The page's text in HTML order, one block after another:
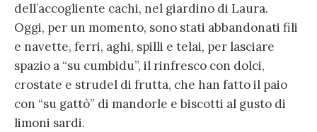
dell’accogliente cachi, nel giardino di Laura.
Oggi, per un momento, sono stati abbandonati fili
e navette, ferri, aghi, spilli e telai, per lasciare
spazio a “su cumbidu”, il rinfresco con dolci,
crostate e strudel di frutta, che han fatto il paio
con “su gattò” di mandorle e biscotti al gusto di
limoni sardi.